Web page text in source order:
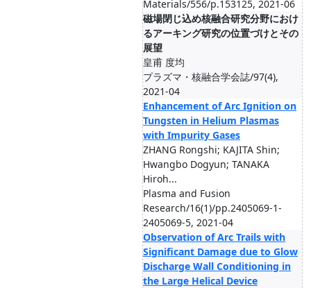
Materials/556/p.153125, 2021-06
磁場閉じ込め核融合研究分野におけ
るアーキング研究の位置づけとその
展望
皇甫 度均
プラズマ・核融合学会誌/97(4),
2021-04
Enhancement of Arc Ignition on
Tungsten in Helium Plasmas
with Impurity Gases
ZHANG Rongshi; KAJITA Shin;
Hwangbo Dogyun; TANAKA
Hiroh...
Plasma and Fusion
Research/16(1)/pp.2405069-1-
2405069-5, 2021-04
Observation of Arc Trails with
Significant Damage due to Glow
Discharge Wall Conditioning in
the Large Helical Device